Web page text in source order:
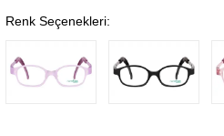
Renk Seçenekleri: